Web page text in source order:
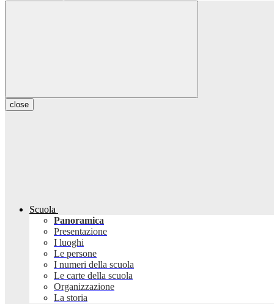
close
Scuola
Panoramica
Presentazione
I luoghi
Le persone
I numeri della scuola
Le carte della scuola
Organizzazione
La storia